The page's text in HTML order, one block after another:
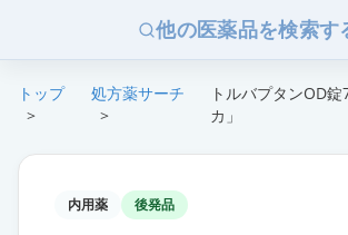
他の医薬品を検索す
トップ
>
処方薬サーチ
>
トルバプタンOD
カ」
内用薬 後発品